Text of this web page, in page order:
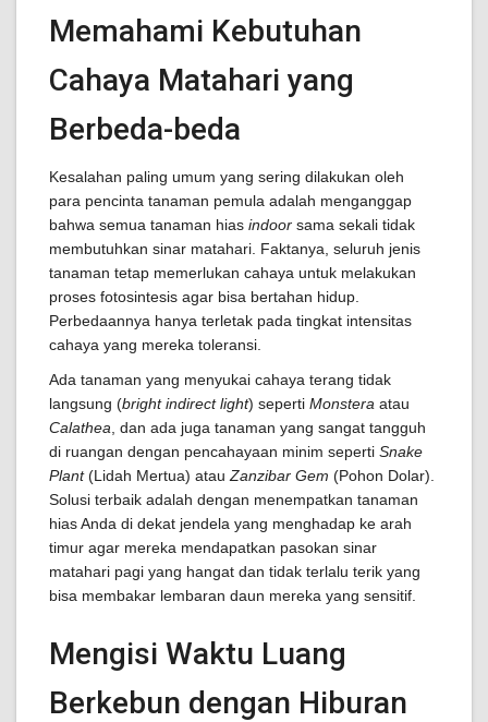
Memahami Kebutuhan
Cahaya Matahari yang
Berbeda-beda
Kesalahan paling umum yang sering dilakukan oleh
para pencinta tanaman pemula adalah menganggap
bahwa semua tanaman hias indoor sama sekali tidak
membutuhkan sinar matahari. Faktanya, seluruh jenis
tanaman tetap memerlukan cahaya untuk melakukan
proses fotosintesis agar bisa bertahan hidup.
Perbedaannya hanya terletak pada tingkat intensitas
cahaya yang mereka toleransi.
Ada tanaman yang menyukai cahaya terang tidak
langsung (bright indirect light) seperti Monstera atau
Calathea , dan ada juga tanaman yang sangat tangguh
di ruangan dengan pencahayaan minim seperti Snake
Plant(Lidah Mertua) atau Zanzibar Gem (Pohon Dolar).
Solusi terbaik adalah dengan menempatkan tanaman
hias Anda di dekat jendela yang menghadap ke arah
timur agar mereka mendapatkan pasokan sinar
matahari pagi yang hangat dan tidak terlalu terik yang
bisa membakar lembaran daun mereka yang sensitif.
Mengisi Waktu Luang
Berkebun dengan Hiburan